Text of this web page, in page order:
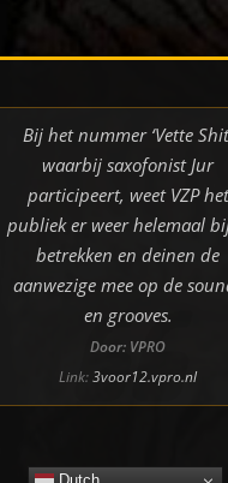
Bij het nummer ‘Vette
waarbij saxofonist Jur
participeert, weet VZP het
publiek er weer helemaal
betrekken en deinen de
aanwezige mee op de
en grooves.
Door: VPRO
Link:3voor12.vpro.nl